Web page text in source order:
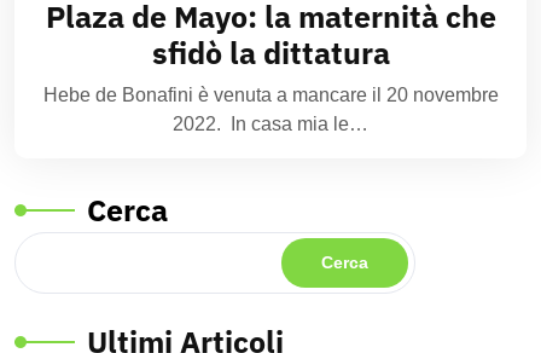
Plaza de Mayo: la maternità che
sfidò la dittatura
Hebe de Bonafini è venuta a mancare il 20 novembre
2022. In casa mia le…
Cerca
Cerca
Ultimi Articoli